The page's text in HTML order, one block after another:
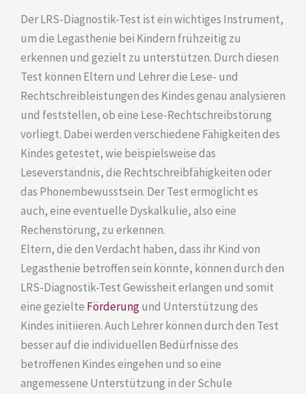
Der LRS-Diagnostik-Test ist ein wichtiges Instrument,
um die Legasthenie bei Kindern frühzeitig zu
erkennen und gezielt zu unterstützen. Durch diesen
Test können Eltern und Lehrer die Lese- und
Rechtschreibleistungen des Kindes genau analysieren
und feststellen, ob eine Lese-Rechtschreibstörung
vorliegt. Dabei werden verschiedene Fähigkeiten des
Kindes getestet, wie beispielsweise das
Leseverständnis, die Rechtschreibfähigkeiten oder
das Phonembewusstsein. Der Test ermöglicht es
auch, eine eventuelle Dyskalkulie, also eine
Rechenstörung, zu erkennen.
Eltern, die den Verdacht haben, dass ihr Kind von
Legasthenie betroffen sein könnte, können durch den
LRS-Diagnostik-Test Gewissheit erlangen und somit
eine gezielte Förderungund Unterstützung des
Kindes initiieren. Auch Lehrer können durch den Test
besser auf die individuellen Bedürfnisse des
betroffenen Kindes eingehen und so eine
angemessene Unterstützung in der Schule